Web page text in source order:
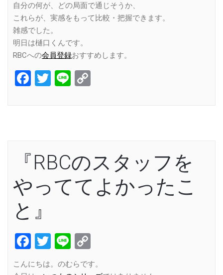
自分の何が、どの局面で通じそうか、
これらが、実感をもって比較・把握できます。
雑感でした。
明日は樋口くんです。
RBCへの会員登録おすすめします。
Facebook
Twitter
Line
『RBCのスタッフを
やっててよかったこ
と』
Facebook
Twitter
Line
Link
こんにちは。のむらです。